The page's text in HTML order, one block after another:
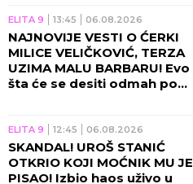
ELITA 9 13:45 06.08.2026
NAJNOVIJE VESTI O ĆERKI
MILICE VELIČKOVIĆ, TERZA
UZIMA MALU BARBARU! Evo
šta će se desiti odmah po
ELITA 9 12:45 06.08.2026
SKANDAL! UROŠ STANIĆ
OTKRIO KOJI MOĆNIK MU JE
PISAO! Izbio haos uživo u